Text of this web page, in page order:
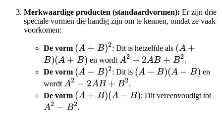
40
5
-35
Merkwaardige producten (standaardvormen): Er zijn drie
speciale vormen die handig zijn om te kennen, omdat ze vaak
voorkomen:
De vorm (A+B)^2
(A + B)2: Dit is hetzelfde als (A+B)
(A+B)
(A +
B)(A + B) en wordt A^2+2AB+B^2
A2 + 2A B + B2.
De vorm (A-
B)^2
(A − B)2: Dit is (A-
(A-
(A − B)(A − B) en
wordt A^2-
2AB+B^2
A2 − 2A B + B2.
De vorm (A+B)
(A-B)
(A + B)(A − B): Dit vereenvoudigt tot
A2 − B2.